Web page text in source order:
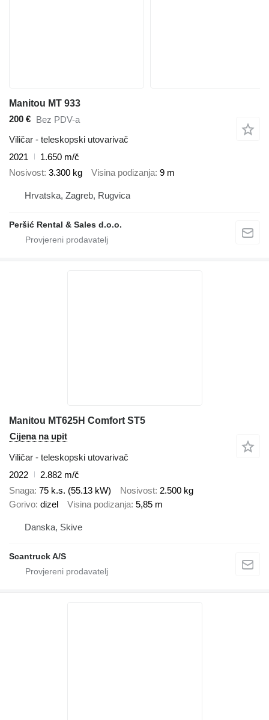
Manitou MT 933
200 € Bez PDV-a
Viličar - teleskopski utovarivač
2021
1.650 m/č
Nosivost 3.300 kg Visina podizanja 9 m
Hrvatska, Zagreb, Rugvica
Peršić Rental & Sales d.o.o.
Manitou MT625H Comfort ST5
Cijena na upit
Viličar - teleskopski utovarivač
2022
2.882 m/č
Snaga 75 k.s. (55.13 kW) Nosivost 2.500 kg
Gorivo dizel Visina podizanja 5,85 m
Danska, Skive
Scantruck A/S